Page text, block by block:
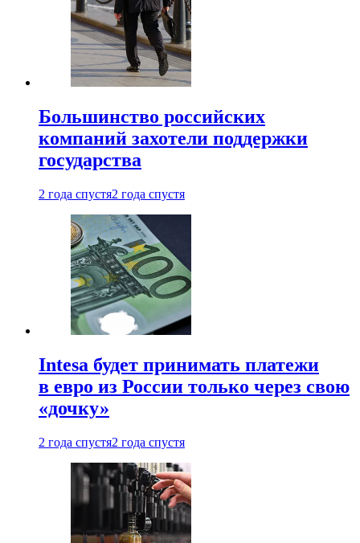
Большинство российских
компаний захотели поддержки
государства
2 года спустя2 года спустя
Intesa будет принимать платежи
в евро из России только через свою
«дочку»
2 года спустя2 года спустя